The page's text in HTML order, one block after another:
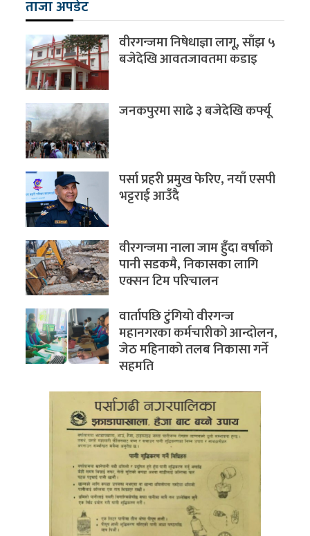
ताजा अपडेट
वीरगन्जमा निषेधाज्ञा लागू, साँझ ५
बजेदेखि आवतजावतमा कडाइ
जनकपुरमा साढे ३ बजेदेखि कर्फ्यू
पर्सा प्रहरी प्रमुख फेरिए, नयाँ एसपी
भट्टराई आउँदै
वीरगन्जमा नाला जाम हुँदा वर्षाको
पानी सडकमै, निकासका लागि
एक्सन टिम परिचालन
वार्तापछि टुंगियो वीरगन्ज
महानगरका कर्मचारीको आन्दोलन,
जेठ महिनाको तलब निकासा गर्ने
सहमति